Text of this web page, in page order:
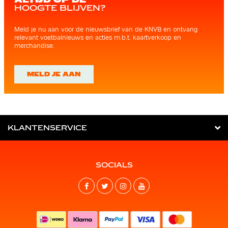
HOOGTE BLIJVEN?
Meld je nu aan voor de nieuwsbrief van de KNVB en ontvang
relevant voetbalnieuws en acties m.b.t. kaartverkoop en
merchandise.
MELD JE AAN
KLANTENSERVICE
SOCIALS